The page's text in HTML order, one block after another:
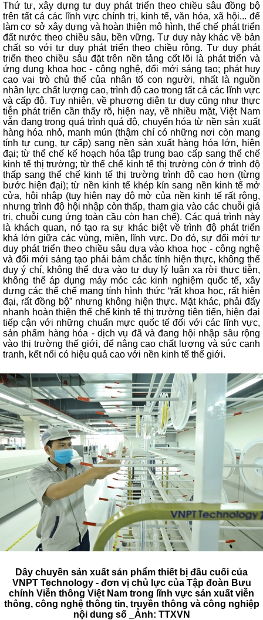
Thứ tư, xây dựng tư duy phát triển theo chiều sâu đồng bộ
trên tất cả các lĩnh vực chính trị, kinh tế, văn hóa, xã hội... để
làm cơ sở xây dựng và hoàn thiện mô hình, thể chế phát triển
đất nước theo chiều sâu, bền vững. Tư duy này khác về bản
chất so với tư duy phát triển theo chiều rộng. Tư duy phát
triển theo chiều sâu đặt trên nền tảng cốt lõi là phát triển và
ứng dụng khoa học - công nghệ, đổi mới sáng tạo; phát huy
cao vai trò chủ thể của nhân tố con người, nhất là nguồn
nhân lực chất lượng cao, trình độ cao trong tất cả các lĩnh vực
và cấp độ. Tuy nhiên, về phương diện tư duy cũng như thực
tiễn phát triển cần thấy rõ, hiện nay, về nhiều mặt, Việt Nam
vẫn đang trong quá trình quá độ, chuyển hóa từ nền sản xuất
hàng hóa nhỏ, manh mún (thậm chí có những nơi còn mang
tính tự cung, tự cấp) sang nền sản xuất hàng hóa lớn, hiện
đại; từ thể chế kế hoạch hóa tập trung bao cấp sang thể chế
kinh tế thị trường; từ thể chế kinh tế thị trường còn ở trình độ
thấp sang thể chế kinh tế thị trường trình độ cao hơn (từng
bước hiện đại); từ nền kinh tế khép kín sang nền kinh tế mở
cửa, hội nhập (tuy hiện nay độ mở của nền kinh tế rất rộng,
nhưng trình độ hội nhập còn thấp, tham gia vào các chuỗi giá
trị, chuỗi cung ứng toàn cầu còn hạn chế). Các quá trình này
là khách quan, nó tạo ra sự khác biệt về trình độ phát triển
khá lớn giữa các vùng, miền, lĩnh vực. Do đó, sự đổi mới tư
duy phát triển theo chiều sâu dựa vào khoa học - công nghệ
và đổi mới sáng tạo phải bám chắc tính hiện thực, không thể
duy ý chí, không thể dựa vào tư duy lý luận xa rời thực tiễn,
không thể áp dụng máy móc các kinh nghiệm quốc tế, xây
dựng các thể chế mang tính hình thức “rất khoa học, rất hiện
đại, rất đồng bộ” nhưng không hiện thực. Mặt khác, phải đẩy
nhanh hoàn thiện thể chế kinh tế thị trường tiên tiến, hiện đại
tiếp cận với những chuẩn mực quốc tế đối với các lĩnh vực,
sản phẩm hàng hóa - dịch vụ đã và đang hội nhập sâu rộng
vào thị trường thế giới, để nâng cao chất lượng và sức cạnh
tranh, kết nối có hiệu quả cao với nền kinh tế thế giới.
Dây chuyền sản xuất sản phẩm thiết bị đầu cuối của
VNPT Technology - đơn vị chủ lực của Tập đoàn Bưu
chính Viễn thông Việt Nam trong lĩnh vực sản xuất viễn
thông, công nghệ thông tin, truyền thông và công nghiệp
nội dung số _Ảnh: TTXVN